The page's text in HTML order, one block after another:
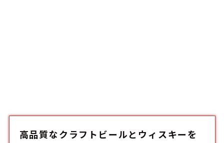
高品質なクラフトビールとウィスキーを